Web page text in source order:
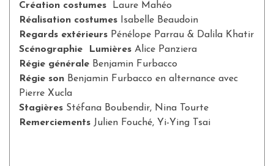
Création costumes
Laure Mahéo
Réalisation costumes
Isabelle Beaudoin
Regards extérieurs Pénélope Parrau & Dalila Khatir
Scénographie Lumières Alice Panziera
Régie générale Benjamin Furbacco
Régie son Benjamin Furbacco en alternance avec
Pierre Xucla
Stagières Stéfana Boubendir, Nina Tourte
Remerciements Julien Fouché, Yi-Ying Tsai